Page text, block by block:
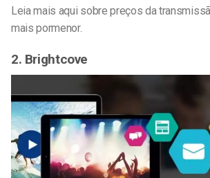
Leia mais aqui sobre preços da
mais pormenor.
2. Brightcove